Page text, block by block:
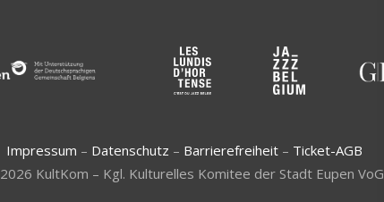
Impressum – Datenschutz – Barrierefreiheit – Ticket-AGB
2026 KultKom – Kgl. Kulturelles Komitee der Stadt Eupen VoG